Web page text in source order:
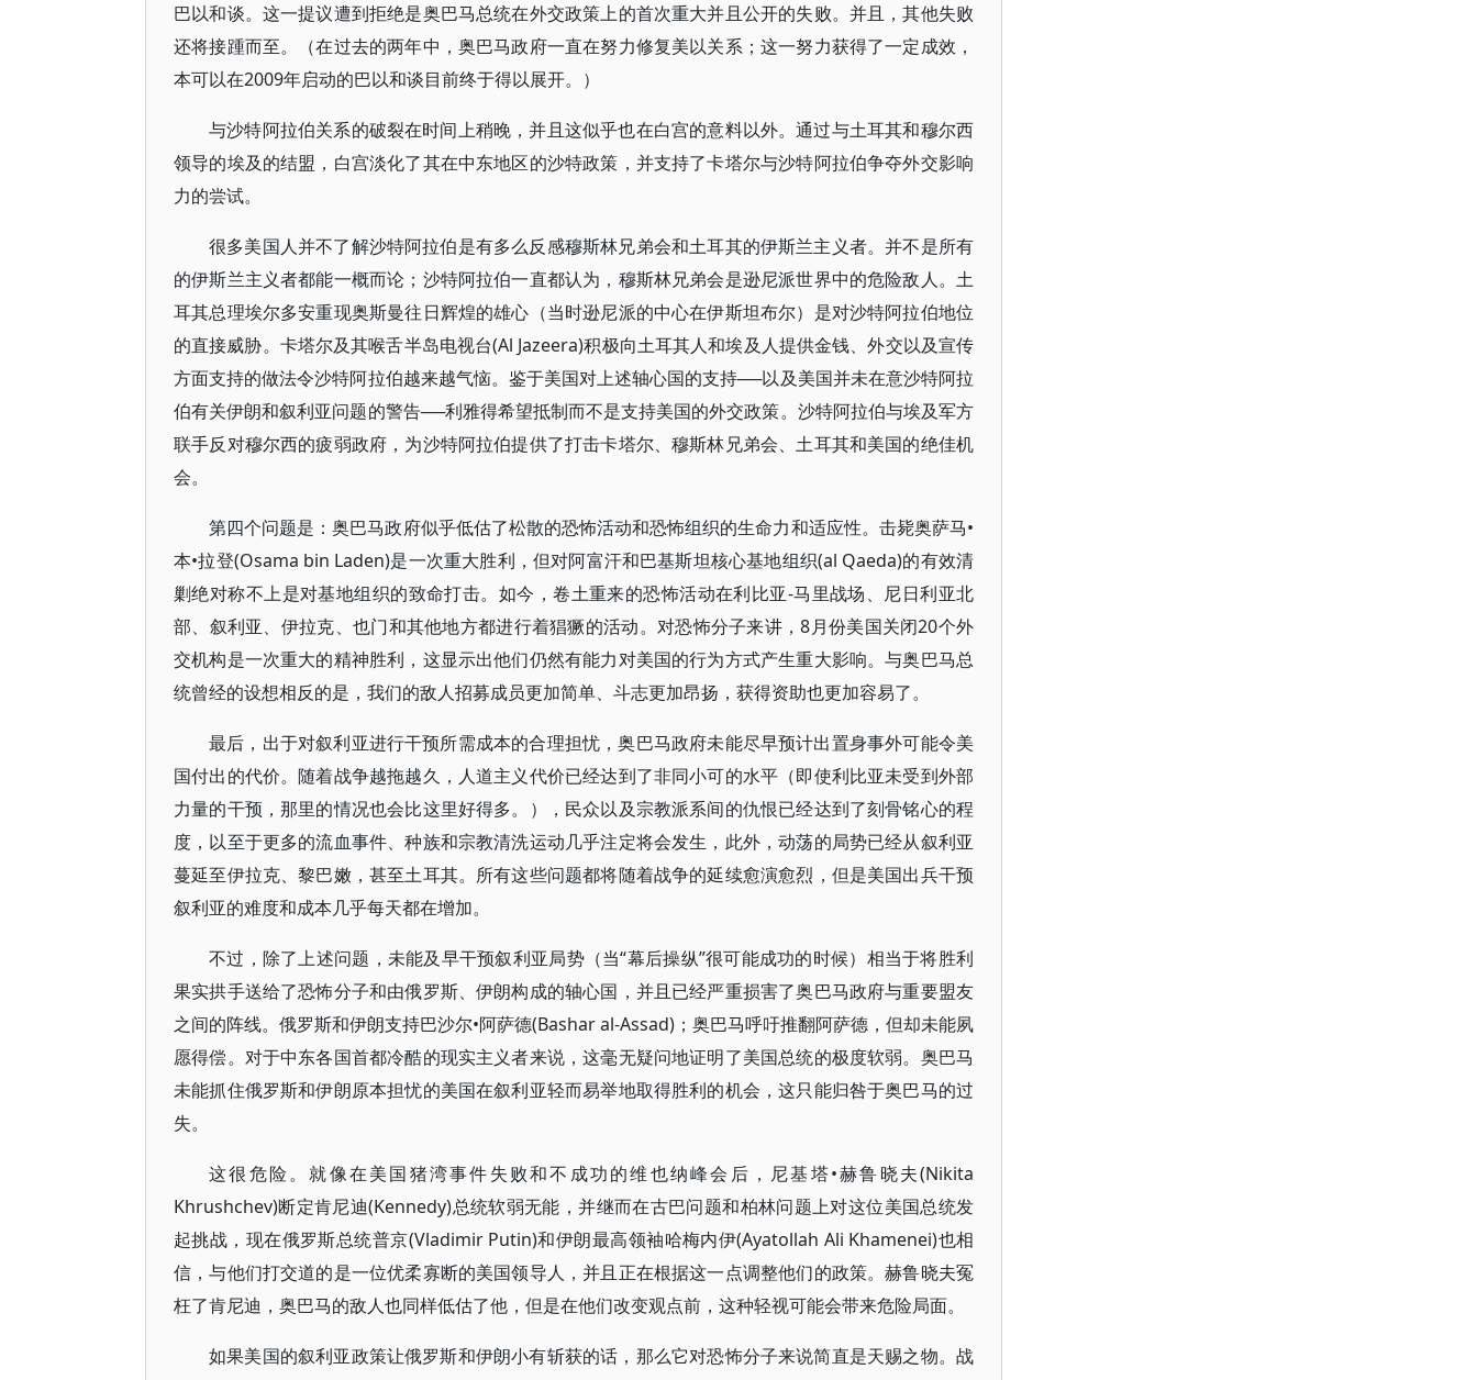
巴以和谈。这一提议遭到拒绝是奥巴马总统在外交政策上的首次重大并且公开的失败。并且，其他失败
还将接踵而至。（在过去的两年中，奥巴马政府一直在努力修复美以关系；这一努力获得了一定成效，
本可以在2009年启动的巴以和谈目前终于得以展开。）
与沙特阿拉伯关系的破裂在时间上稍晚，并且这似乎也在白宫的意料以外。通过与土耳其和穆尔西
领导的埃及的结盟，白宫淡化了其在中东地区的沙特政策，并支持了卡塔尔与沙特阿拉伯争夺外交影响
力的尝试。
很多美国人并不了解沙特阿拉伯是有多么反感穆斯林兄弟会和土耳其的伊斯兰主义者。并不是所有
的伊斯兰主义者都能一概而论；沙特阿拉伯一直都认为，穆斯林兄弟会是逊尼派世界中的危险敌人。土
耳其总理埃尔多安重现奥斯曼往日辉煌的雄心（当时逊尼派的中心在伊斯坦布尔）是对沙特阿拉伯地位
的直接威胁。卡塔尔及其喉舌半岛电视台(Al Jazeera)积极向土耳其人和埃及人提供金钱、外交以及宣传
方面支持的做法令沙特阿拉伯越来越气恼。鉴于美国对上述轴心国的支持──以及美国并未在意沙特阿拉
伯有关伊朗和叙利亚问题的警告──利雅得希望抵制而不是支持美国的外交政策。沙特阿拉伯与埃及军方
联手反对穆尔西的疲弱政府，为沙特阿拉伯提供了打击卡塔尔、穆斯林兄弟会、土耳其和美国的绝佳机
会。
第四个问题是：奥巴马政府似乎低估了松散的恐怖活动和恐怖组织的生命力和适应性。击毙奥萨马•
本•拉登(Osama bin Laden)是一次重大胜利，但对阿富汗和巴基斯坦核心基地组织(al Qaeda)的有效清
剿绝对称不上是对基地组织的致命打击。如今，卷土重来的恐怖活动在利比亚-马里战场、尼日利亚北
部、叙利亚、伊拉克、也门和其他地方都进行着猖獗的活动。对恐怖分子来讲，8月份美国关闭20个外
交机构是一次重大的精神胜利，这显示出他们仍然有能力对美国的行为方式产生重大影响。与奥巴马总
统曾经的设想相反的是，我们的敌人招募成员更加简单、斗志更加昂扬，获得资助也更加容易了。
最后，出于对叙利亚进行干预所需成本的合理担忧，奥巴马政府未能尽早预计出置身事外可能令美
国付出的代价。随着战争越拖越久，人道主义代价已经达到了非同小可的水平（即使利比亚未受到外部
力量的干预，那里的情况也会比这里好得多。），民众以及宗教派系间的仇恨已经达到了刻骨铭心的程
度，以至于更多的流血事件、种族和宗教清洗运动几乎注定将会发生，此外，动荡的局势已经从叙利亚
蔓延至伊拉克、黎巴嫩，甚至土耳其。所有这些问题都将随着战争的延续愈演愈烈，但是美国出兵干预
叙利亚的难度和成本几乎每天都在增加。
不过，除了上述问题，未能及早干预叙利亚局势（当“幕后操纵”很可能成功的时候）相当于将胜利
果实拱手送给了恐怖分子和由俄罗斯、伊朗构成的轴心国，并且已经严重损害了奥巴马政府与重要盟友
之间的阵线。俄罗斯和伊朗支持巴沙尔•阿萨德(Bashar al-Assad)；奥巴马呼吁推翻阿萨德，但却未能夙
愿得偿。对于中东各国首都冷酷的现实主义者来说，这毫无疑问地证明了美国总统的极度软弱。奥巴马
未能抓住俄罗斯和伊朗原本担忧的美国在叙利亚轻而易举地取得胜利的机会，这只能归咎于奥巴马的过
失。
这很危险。就像在美国猪湾事件失败和不成功的维也纳峰会后，尼基塔•赫鲁晓夫(Nikita
Khrushchev)断定肯尼迪(Kennedy)总统软弱无能，并继而在古巴问题和柏林问题上对这位美国总统发
起挑战，现在俄罗斯总统普京(Vladimir Putin)和伊朗最高领袖哈梅内伊(Ayatollah Ali Khamenei)也相
信，与他们打交道的是一位优柔寡断的美国领导人，并且正在根据这一点调整他们的政策。赫鲁晓夫冤
枉了肯尼迪，奥巴马的敌人也同样低估了他，但是在他们改变观点前，这种轻视可能会带来危险局面。
如果美国的叙利亚政策让俄罗斯和伊朗小有斩获的话，那么它对恐怖分子来说简直是天赐之物。战